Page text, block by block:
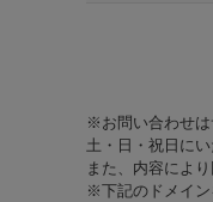
※お問い合わせは
土・日・祝日に
また、内容によ
※下記のドメイン